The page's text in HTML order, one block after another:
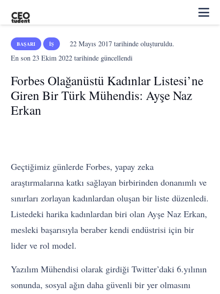
BAŞARI İŞ 22 Mayıs 2017tarihinde oluşturuldu.
En son23 Ekim 2022 tarihinde güncellendi
Forbes Olağanüstü Kadınlar Listesi’ne
Giren Bir Türk Mühendis: Ayşe Naz
Erkan
Geçtiğimiz günlerde Forbes, yapay zeka
araştırmalarına katkı sağlayan birbirinden donanımlı ve
sınırları zorlayan kadınlardan oluşan bir liste düzenledi.
Listedeki harika kadınlardan biri olan Ayşe Naz Erkan,
mesleki başarısıyla beraber kendi endüstrisi için bir
lider ve rol model.
Yazılım Mühendisi olarak girdiği Twitter’daki 6.yılının
sonunda, sosyal ağın daha güvenli bir yer olmasını